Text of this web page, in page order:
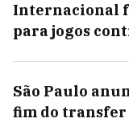
Internacional
para jogos
São Paulo
fim do transfer